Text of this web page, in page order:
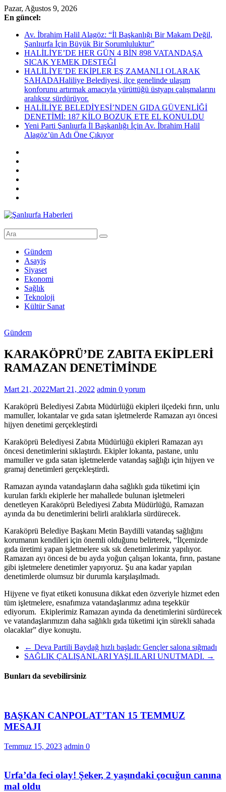
Skip
to
Pazar, Ağustos 9, 2026
En güncel:
Av. İbrahim Halil Alagöz: “İl Başkanlığı Bir Makam Değil,
Şanlıurfa İçin Büyük Bir Sorumluluktur”
HALİLİYE’DE HER GÜN 4 BİN 898 VATANDAŞA
SICAK YEMEK DESTEĞİ
HALİLİYE’DE EKİPLER EŞ ZAMANLI OLARAK
SAHADAHaliliye Belediyesi, ilçe genelinde ulaşım
konforunu artırmak amacıyla yürüttüğü üstyapı çalışmalarını
aralıksız sürdürüyor.
HALİLİYE BELEDİYESİ’NDEN GIDA GÜVENLİĞİ
DENETİMİ: 187 KİLO BOZUK ETE EL KONULDU
Yeni Parti Şanlıurfa İl Başkanlığı İçin Av. İbrahim Halil
Alagöz’ün Adı Öne Çıkıyor
Şanlıurfa
Dakika
Şanlıurfa
Haberleri
Gündem
Asayiş
Siyaset
Ekonomi
Sağlık
Teknoloji
Kültür Sanat
Gündem
KARAKÖPRÜ’DE ZABITA EKİPLERİ
RAMAZAN DENETİMİNDE
Mart 21, 2022Mart 21, 2022 admin 0 yorum
Karaköprü Belediyesi Zabıta Müdürlüğü ekipleri ilçedeki fırın, unlu
mamuller, lokantalar ve gıda satan işletmelerde Ramazan ayı öncesi
hijyen denetimi gerçekleştirdi
Karaköprü Belediyesi Zabıta Müdürlüğü ekipleri Ramazan ayı
öncesi denetimlerini sıklaştırdı. Ekipler lokanta, pastane, unlu
mamuller ve gıda satan işletmelerde vatandaş sağlığı için hijyen ve
gramaj denetimleri gerçekleştirdi.
Ramazan ayında vatandaşların daha sağlıklı gıda tüketimi için
kurulan farklı ekiplerle her mahallede bulunan işletmeleri
denetleyen Karaköprü Belediyesi Zabıta Müdürlüğü, Ramazan
ayında da bu denetimlerini belirli aralıklarla sürdürecek.
Karaköprü Belediye Başkanı Metin Baydilli vatandaş sağlığını
korumanın kendileri için önemli olduğunu belirterek, “İlçemizde
gıda üretimi yapan işletmelere sık sık denetimlerimiz yapılıyor.
Ramazan ayı öncesi de bu ayda yoğun çalışan lokanta, fırın, pastane
gibi işletmelere denetimler yapıyoruz. Şu ana kadar yapılan
denetimlerde olumsuz bir durumla karşılaşılmadı.
Hijyene ve fiyat etiketi konusuna dikkat eden özveriyle hizmet eden
tüm işletmelere, esnafımıza vatandaşlarımız adına teşekkür
ediyorum. Ekiplerimiz Ramazan ayında da denetimlerini sürdürecek
ve vatandaşlarımızın daha sağlıklı gıda tüketimi için sürekli sahada
olacaklar” diye konuştu.
← Deva Partili Baydağ hızlı başladı: Gençler salona sığmadı
SAĞLIK ÇALIŞANLARI YAŞLILARI UNUTMADI. →
Bunları da sevebilirsiniz
BAŞKAN CANPOLAT’TAN 15 TEMMUZ
MESAJI
Temmuz 15, 2023 admin 0
Urfa’da feci olay! Şeker, 2 yaşındaki çocuğun canına
mal oldu